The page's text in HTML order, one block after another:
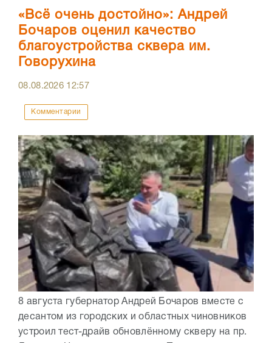
«Всё очень достойно»: Андрей
Бочаров оценил качество
благоустройства сквера им.
Говорухина
08.08.2026 12:57
Комментарии
8 августа губернатор Андрей Бочаров вместе с
десантом из городских и областных чиновников
устроил тест-драйв обновлённому скверу на пр.